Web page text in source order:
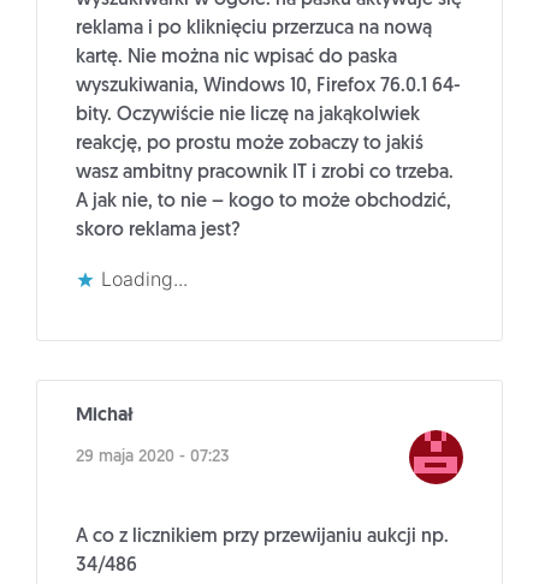
reklama i po kliknięciu przerzuca na nową
kartę. Nie można nic wpisać do paska
wyszukiwania, Windows 10, Firefox 76.0.1 64-
bity. Oczywiście nie liczę na jakąkolwiek
reakcję, po prostu może zobaczy to jakiś
wasz ambitny pracownik IT i zrobi co trzeba.
A jak nie, to nie – kogo to może obchodzić,
skoro reklama jest?
Loading...
Michał
29 maja 2020 - 07:23
A co z licznikiem przy przewijaniu aukcji np.
34/486